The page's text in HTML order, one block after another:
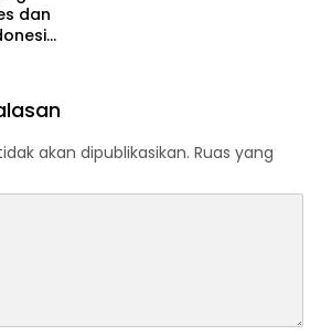
dan
akan dipublikasikan. Ruas yang